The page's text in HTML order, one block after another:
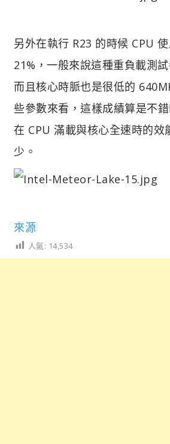
另外在執行 R23 的時候 CPU
21%，一般來說這種重負載測
而且核心時脈也是很低的
些參數來看，這樣成績算是不
在 CPU 滿載與核心全速時的效
少。
來源
人氣: 14,534